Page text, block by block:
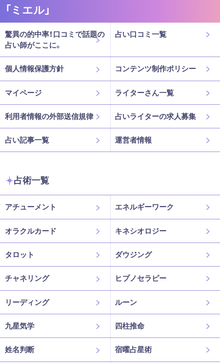
「ミエル」
驚異の的中率！口コミで話題の
占い師がここに。
占い口コミ一覧
個人情報保護方針 コンテンツ制作ポリシー
マイページ ライターさん一覧
利用者情報の外部送信規律 占いライターの求人募集
占い記事一覧 運営者情報
占術一覧
アチューメント エネルギーワーク
オラクルカード キネシオロジー
タロット ダウジング
チャネリング ヒプノセラピー
リーディング ルーン
九星気学 四柱推命
姓名判断 宿曜占星術